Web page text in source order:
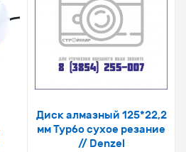
Диск алмазный 125*22,2
мм Турбо сухое резание
// Denzel